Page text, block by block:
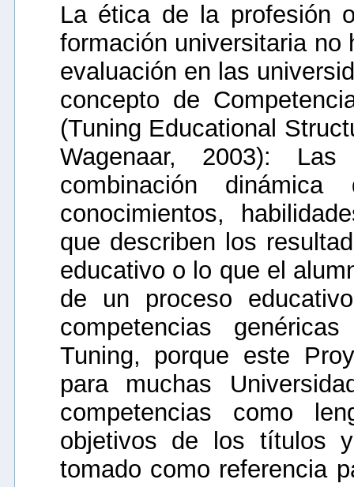
La ética de la profesión
formación universitaria no
evaluación en las
concepto de
(Tuning Educational
Wagenaar, 2003): Las
combinación
conocimientos,
que describen los
educativo o lo que el
de un proceso
competencias
Tuning, porque este
para muchas
competencias como
objetivos de los títulos
tomado como referencia